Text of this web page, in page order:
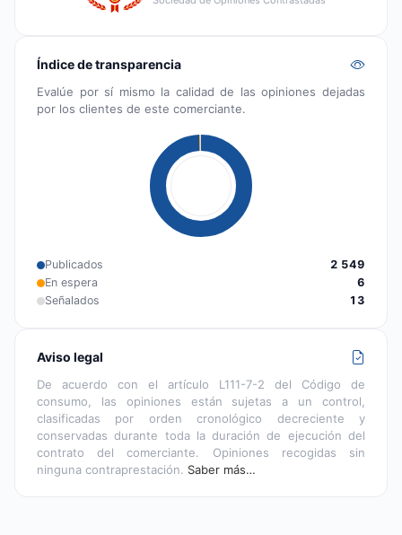
Índice de transparencia
Evalúe por sí mismo la calidad de las opiniones dejadas
por los clientes de este comerciante.
Publicados
2 549
En espera
6
Señalados
13
Aviso legal
De acuerdo con el artículo L111-7-2 del Código de
consumo, las opiniones están sujetas a un control,
clasificadas por orden cronológico decreciente y
conservadas durante toda la duración de ejecución del
contrato del comerciante. Opiniones recogidas sin
ninguna contraprestación. Saber más…